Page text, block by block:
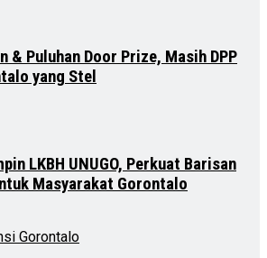
& Puluhan Door Prize, Masih DPP
yang Stel
LKBH UNUGO, Perkuat Barisan
Masyarakat Gorontalo